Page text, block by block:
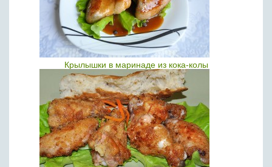
Крылышки в маринаде из кока-колы